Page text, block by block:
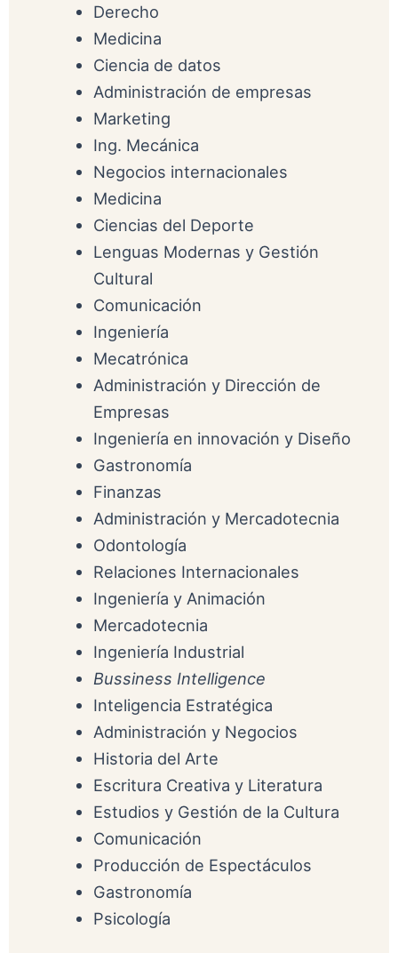
Derecho
Medicina
Ciencia de datos
Administración de empresas
Marketing
Ing. Mecánica
Negocios internacionales
Medicina
Ciencias del Deporte
Lenguas Modernas y Gestión
Cultural
Comunicación
Ingeniería
Mecatrónica
Administración y Dirección de
Empresas
Ingeniería en innovación y Diseño
Gastronomía
Finanzas
Administración y Mercadotecnia
Odontología
Relaciones Internacionales
Ingeniería y Animación
Mercadotecnia
Ingeniería Industrial
Bussiness Intelligence
Inteligencia Estratégica
Administración y Negocios
Historia del Arte
Escritura Creativa y Literatura
Estudios y Gestión de la Cultura
Comunicación
Producción de Espectáculos
Gastronomía
Psicología